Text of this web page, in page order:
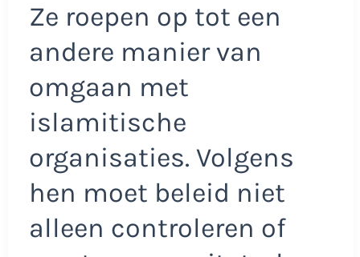
Ze roepen op tot een
andere manier van
omgaan met
islamitische
organisaties. Volgens
hen moet beleid niet
alleen controleren of